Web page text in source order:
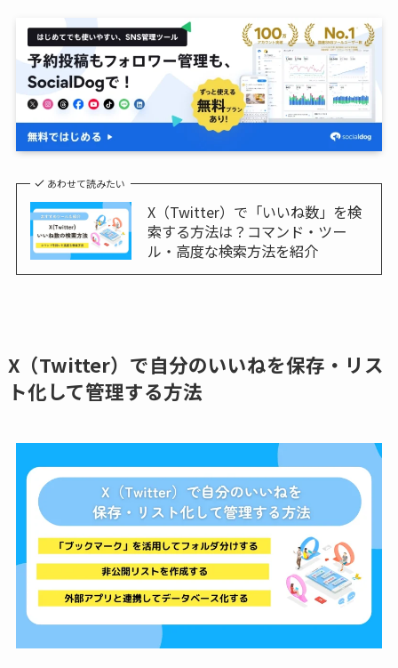
あわせて読みたい
X（Twitter）で「いいね数」を検
索する方法は？コマンド・ツー
ル・高度な検索方法を紹介
X（Twitter） で自分のいいねを保存・リス
ト化して管理する方法